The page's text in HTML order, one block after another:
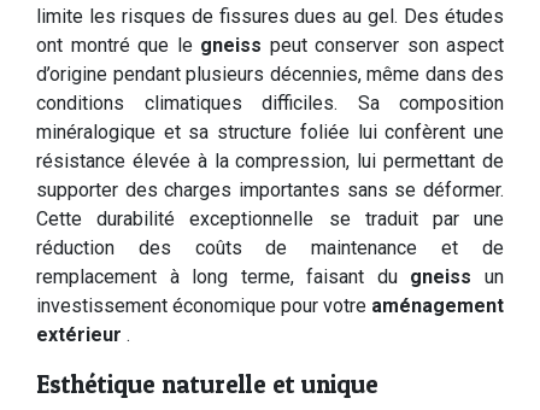
limite les risques de fissures dues au gel. Des études
ont montré que le gneiss peut conserver son aspect
d’origine pendant plusieurs décennies, même dans des
conditions climatiques difficiles. Sa composition
minéralogique et sa structure foliée lui confèrent une
résistance élevée à la compression, lui permettant de
supporter des charges importantes sans se déformer.
Cette durabilité exceptionnelle se traduit par une
réduction des coûts de maintenance et de
remplacement à long terme, faisant du gneissun
investissement économique pour votre aménagement
extérieur .
Esthétique naturelle et unique